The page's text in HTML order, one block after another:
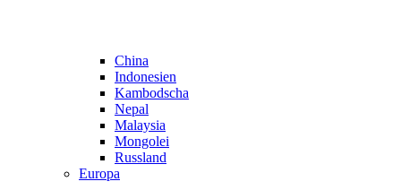
China
Indonesien
Kambodscha
Nepal
Malaysia
Mongolei
Russland
Europa